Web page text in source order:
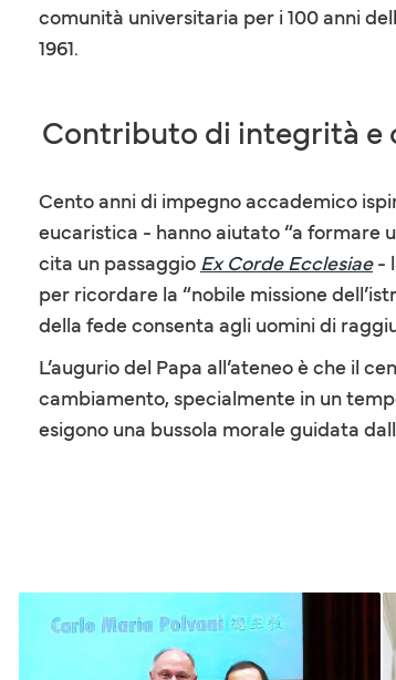
comunità universitaria per i 100 anni
1961.
Contributo di integrità e
Cento anni di impegno accademico
eucaristica - hanno aiutato “a formare
cita un passaggio Ex Corde Ecclesiae-
per ricordare la “nobile missione
della fede consenta agli uomini di
L’augurio del Papa all’ateneo è che il
cambiamento, specialmente in un
esigono una bussola morale guidata